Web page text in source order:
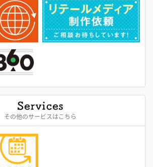
その他のサービスはこちら